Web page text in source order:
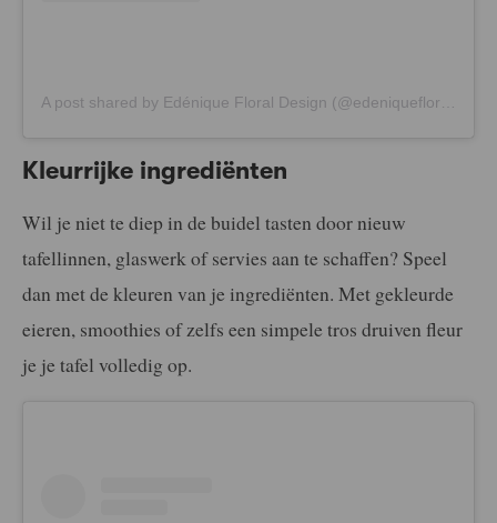
Kleurrijke ingrediënten
Wil je niet te diep in de buidel tasten door nieuw
tafellinnen, glaswerk of servies aan te schaffen? Speel
dan met de kleuren van je ingrediënten. Met gekleurde
eieren, smoothies of zelfs een simpele tros druiven fleur
je je tafel volledig op.